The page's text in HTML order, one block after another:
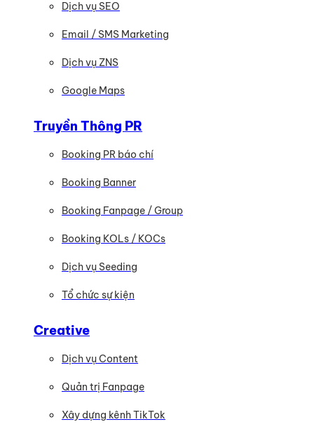
Dịch vụ SEO
Email / SMS Marketing
Dịch vụ ZNS
Google Maps
Truyền Thông PR
Booking PR báo chí
Booking Banner
Booking Fanpage / Group
Booking KOLs / KOCs
Dịch vụ Seeding
Tổ chức sự kiện
Creative
Dịch vụ Content
Quản trị Fanpage
Xây dựng kênh TikTok